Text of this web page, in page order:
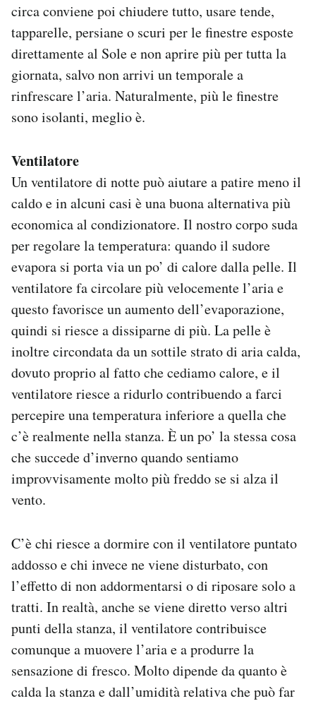
circa conviene poi chiudere tutto, usare tende,
tapparelle, persiane o scuri per le finestre esposte
direttamente al Sole e non aprire più per tutta la
giornata, salvo non arrivi un temporale a
rinfrescare l’aria. Naturalmente, più le finestre
sono isolanti, meglio è.
Ventilatore
Un ventilatore di notte può aiutare a patire meno il
caldo e in alcuni casi è una buona alternativa più
economica al condizionatore. Il nostro corpo suda
per regolare la temperatura: quando il sudore
evapora si porta via un po’ di calore dalla pelle. Il
ventilatore fa circolare più velocemente l’aria e
questo favorisce un aumento dell’evaporazione,
quindi si riesce a dissiparne di più. La pelle è
inoltre circondata da un sottile strato di aria calda,
dovuto proprio al fatto che cediamo calore, e il
ventilatore riesce a ridurlo contribuendo a farci
percepire una temperatura inferiore a quella che
c’è realmente nella stanza. È un po’ la stessa cosa
che succede d’inverno quando sentiamo
improvvisamente molto più freddo se si alza il
vento.
C’è chi riesce a dormire con il ventilatore puntato
addosso e chi invece ne viene disturbato, con
l’effetto di non addormentarsi o di riposare solo a
tratti. In realtà, anche se viene diretto verso altri
punti della stanza, il ventilatore contribuisce
comunque a muovere l’aria e a produrre la
sensazione di fresco. Molto dipende da quanto è
calda la stanza e dall’umidità relativa che può far